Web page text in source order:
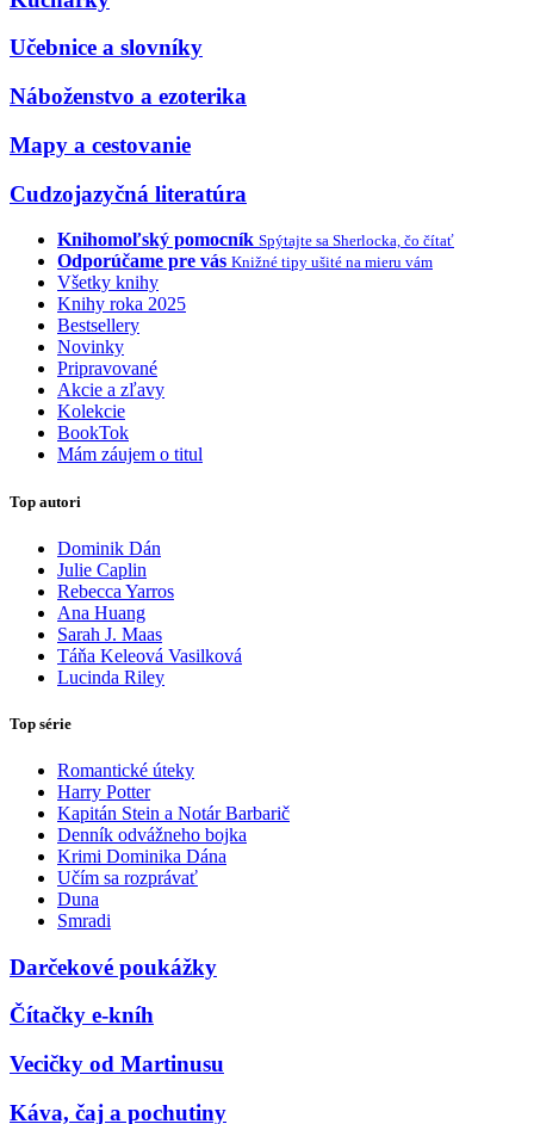
Učebnice a slovníky
Náboženstvo a ezoterika
Mapy a cestovanie
Cudzojazyčná literatúra
Knihomoľský pomocník Spýtajte sa Sherlocka, čo čítať
Odporúčame pre vás Knižné tipy ušité na mieru vám
Všetky knihy
Knihy roka 2025
Bestsellery
Novinky
Pripravované
Akcie a zľavy
Kolekcie
BookTok
Mám záujem o titul
Top autori
Dominik Dán
Julie Caplin
Rebecca Yarros
Ana Huang
Sarah J. Maas
Táňa Keleová Vasilková
Lucinda Riley
Top série
Romantické úteky
Harry Potter
Kapitán Stein a Notár Barbarič
Denník odvážneho bojka
Krimi Dominika Dána
Učím sa rozprávať
Duna
Smradi
Darčekové poukážky
Čítačky e-kníh
Vecičky od Martinusu
Káva, čaj a pochutiny